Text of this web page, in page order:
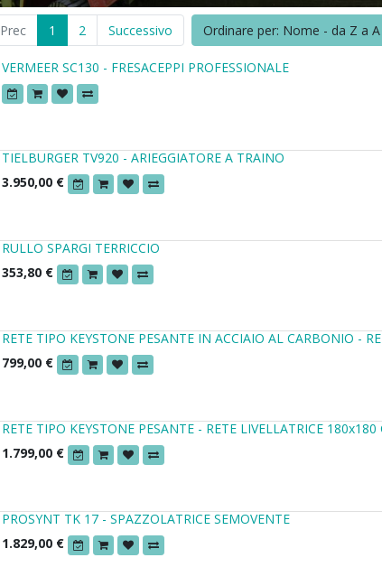
Prec 1 2 Successivo Ordinare per: Nome - da Z a A
VERMEER SC130 - FRESACEPPI PROFESSIONALE
TIELBURGER TV920 - ARIEGGIATORE A TRAINO
3.950,00 €
RULLO SPARGI TERRICCIO
353,80 €
RETE TIPO KEYSTONE PESANTE IN ACCIAIO AL CARBONIO -
799,00 €
RETE TIPO KEYSTONE PESANTE - RETE LIVELLATRICE 180x180
1.799,00 €
PROSYNT TK 17 - SPAZZOLATRICE SEMOVENTE
1.829,00 €